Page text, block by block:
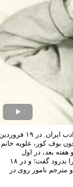
بهار سال ۱۳۳۰ خورشیدی، سیاه بهاری بود برای فرهنگ و ادب ایران. در ۱۹
بوف کور، علویه
بعد، در اول
اردیبهشت‌ماه، محمدتقی بهار ملقب به ملک‌الشعرا، جهان را بدرود گفت؛ و در ۱۸
مترجم نامور روی در